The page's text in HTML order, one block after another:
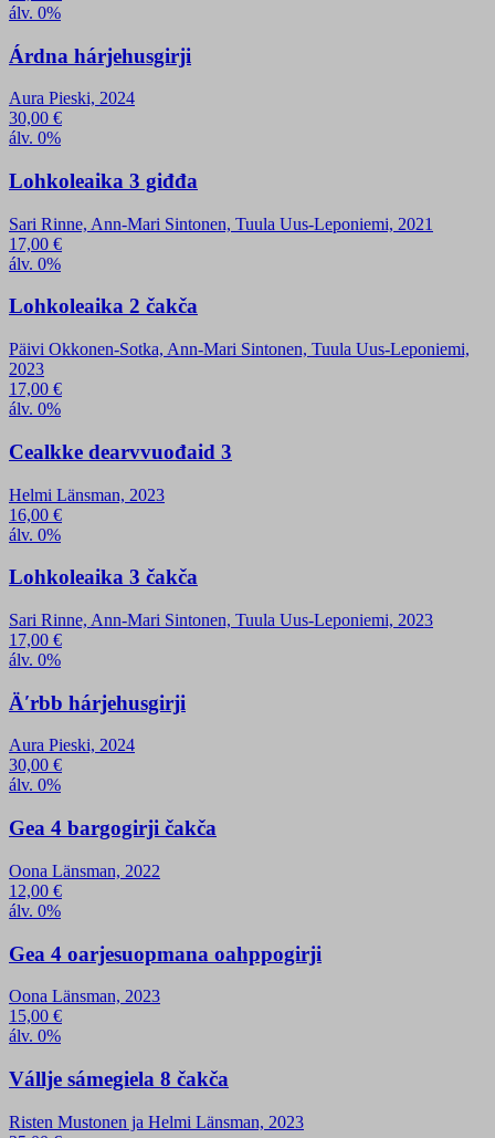
álv. 0%
Árdna hárjehusgirji
Aura Pieski, 2024
30,00 €
álv. 0%
Lohkoleaika 3 giđđa
Sari Rinne, Ann-Mari Sintonen, Tuula Uus-Leponiemi, 2021
17,00 €
álv. 0%
Lohkoleaika 2 čakča
Päivi Okkonen-Sotka, Ann-Mari Sintonen, Tuula Uus-Leponiemi,
2023
17,00 €
álv. 0%
Cealkke dearvvuođaid 3
Helmi Länsman, 2023
16,00 €
álv. 0%
Lohkoleaika 3 čakča
Sari Rinne, Ann-Mari Sintonen, Tuula Uus-Leponiemi, 2023
17,00 €
álv. 0%
Äʹrbb hárjehusgirji
Aura Pieski, 2024
30,00 €
álv. 0%
Gea 4 bargogirji čakča
Oona Länsman, 2022
12,00 €
álv. 0%
Gea 4 oarjesuopmana oahppogirji
Oona Länsman, 2023
15,00 €
álv. 0%
Vállje sámegiela 8 čakča
Risten Mustonen ja Helmi Länsman, 2023